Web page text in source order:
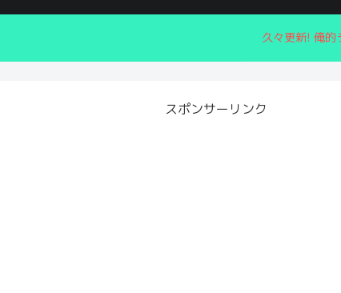
久々更新! 俺的
スポンサーリンク